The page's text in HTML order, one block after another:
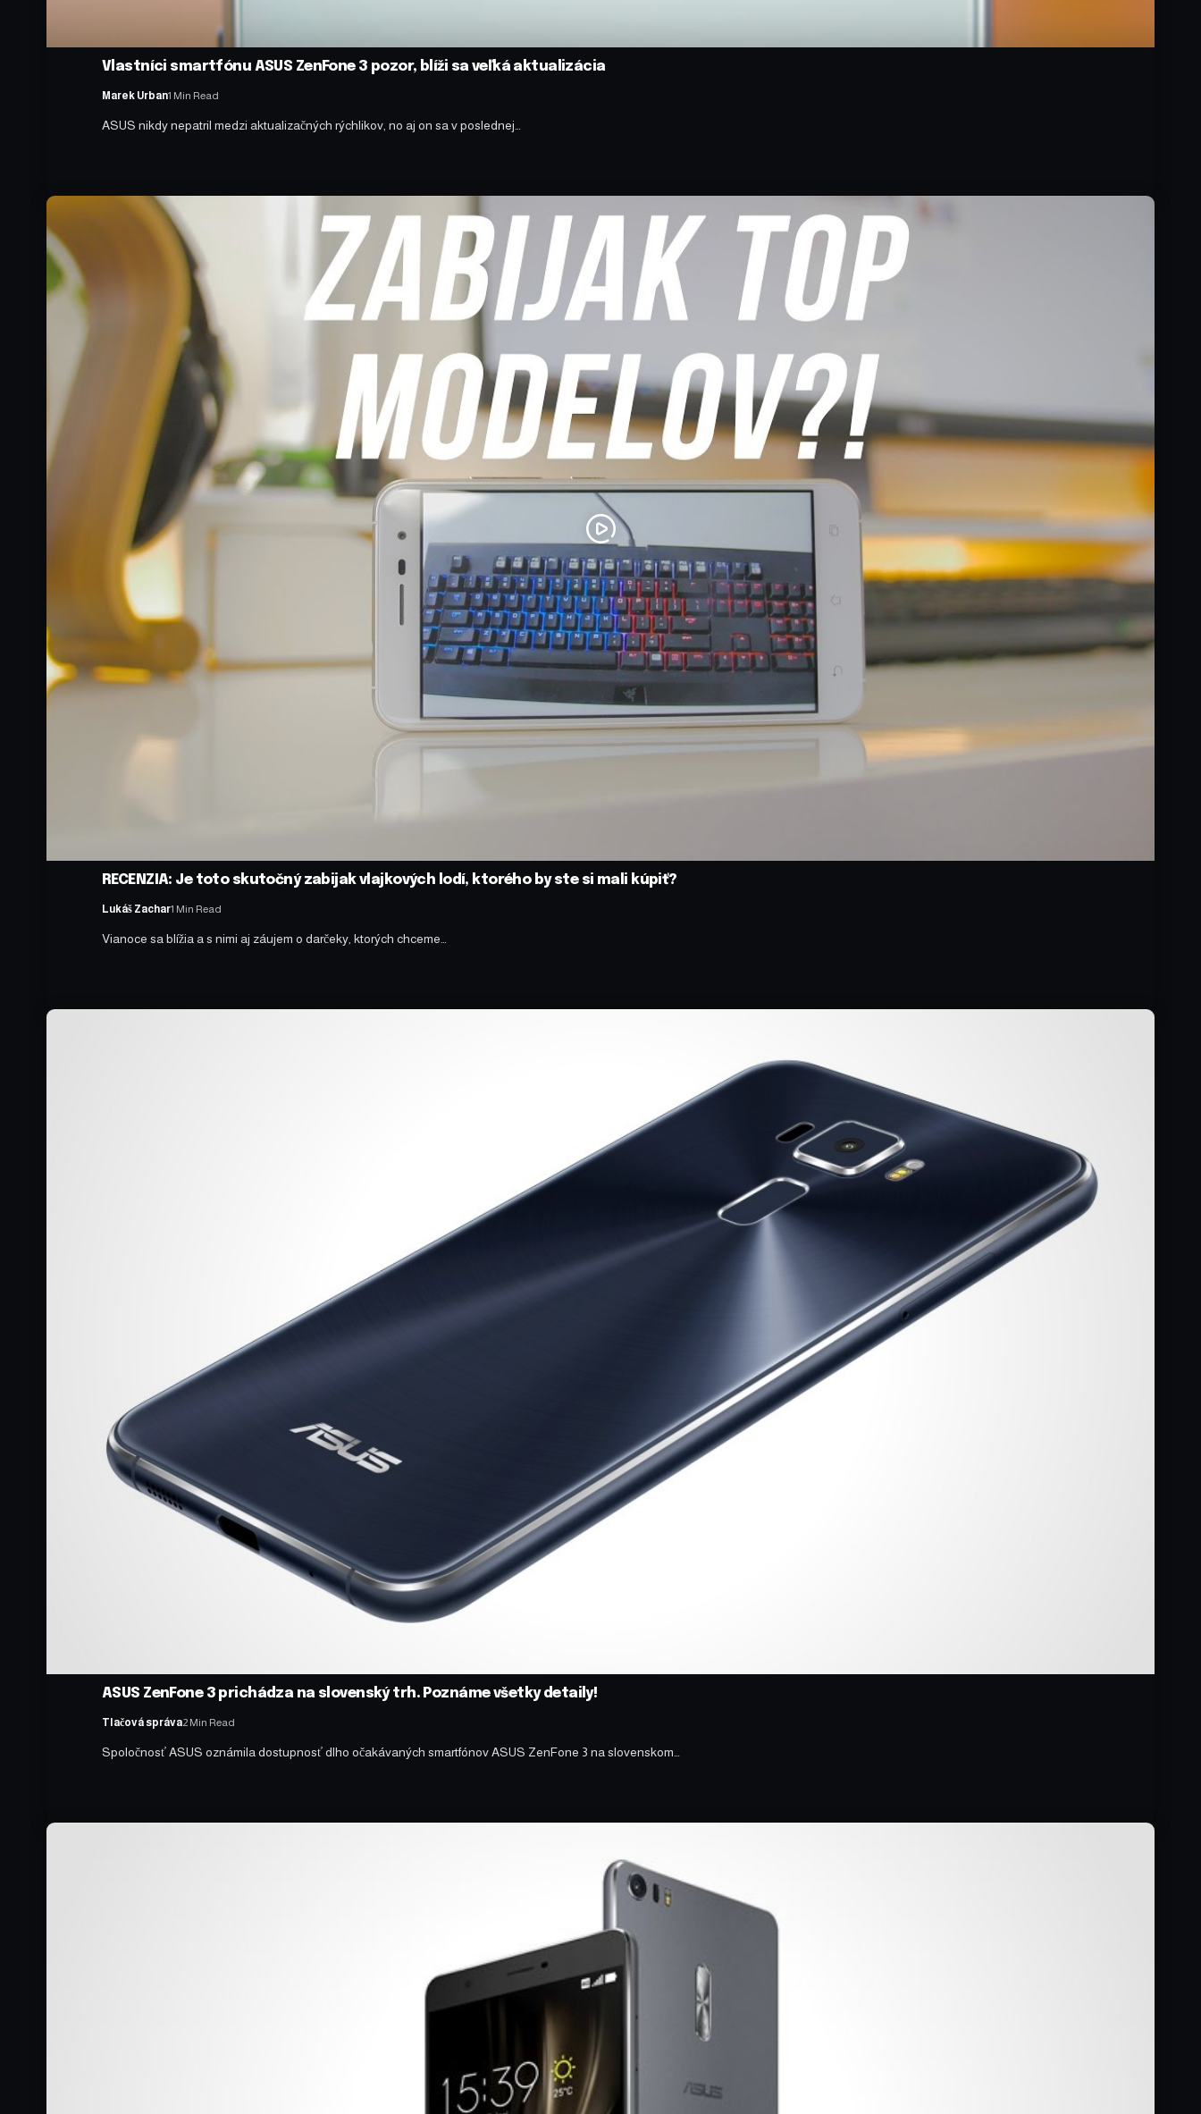
Vlastníci smartfónu ASUS ZenFone 3 pozor, blíži sa veľká aktualizácia
Marek Urban1 Min Read
ASUS nikdy nepatril medzi aktualizačných rýchlikov, no aj on sa v poslednej…
RECENZIA: Je toto skutočný zabijak vlajkových lodí, ktorého by ste si mali kúpiť?
Lukáš Zachar1 Min Read
Vianoce sa blížia a s nimi aj záujem o darčeky, ktorých chceme…
ASUS ZenFone 3 prichádza na slovenský trh. Poznáme všetky detaily!
Tlačová správa2 Min Read
Spoločnosť ASUS oznámila dostupnosť dlho očakávaných smartfónov ASUS ZenFone 3 na slovenskom…